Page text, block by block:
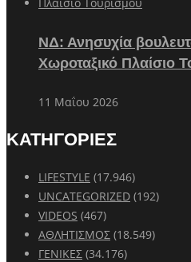
ΝΔ: Ανησυχία
Χωροταξικό Πλαίσιο
11 Μαΐου 2026
ΚΑΤΗΓΟΡΙΕΣ
LIFESTYLE (17.946)
UNCATEGORIZED (192)
VIDEOS (467)
ΑΘΛΗΤΙΣΜΟΣ (18.549)
ΓΕΝΙΚΕΣ (34.176)